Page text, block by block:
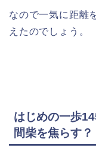
なので一気に距離
えたのでしょう。
はじめの一歩
間柴を焦らす？